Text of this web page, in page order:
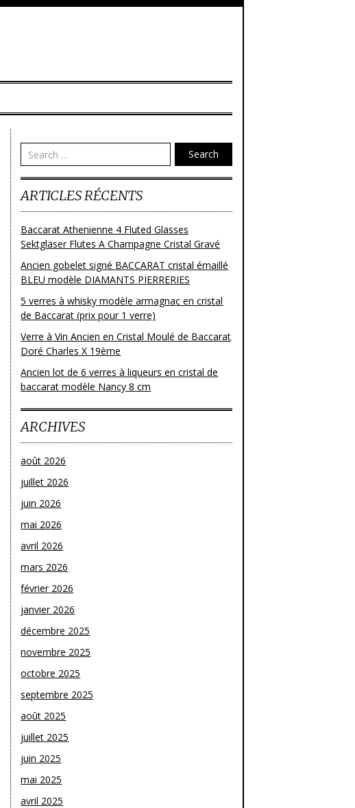
Search
ARTICLES RÉCENTS
Baccarat Athenienne 4 Fluted Glasses
Sektgläser Flutes A Champagne Cristal Gravé
Ancien gobelet signé BACCARAT cristal émaillé
BLEU modèle DIAMANTS PIERRERIES
5 verres à whisky modèle armagnac en cristal
de Baccarat (prix pour 1 verre)
Verre à Vin Ancien en Cristal Moulé de Baccarat
Doré Charles X 19ème
Ancien lot de 6 verres à liqueurs en cristal de
baccarat modèle Nancy 8 cm
ARCHIVES
août 2026
juillet 2026
juin 2026
mai 2026
avril 2026
mars 2026
février 2026
janvier 2026
décembre 2025
novembre 2025
octobre 2025
septembre 2025
août 2025
juillet 2025
juin 2025
mai 2025
avril 2025